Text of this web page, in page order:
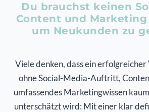
Du brauchst keinen
Content und
um Neukunden zu
Viele denken, dass ein
ohne Social-Media-Auftritt,
umfassendes Marketingwissen
unterschätzt wird: Mit einer klar